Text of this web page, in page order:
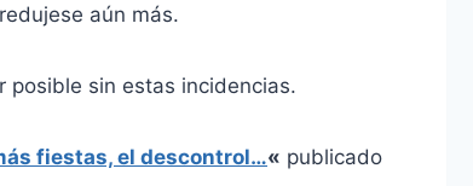
aún más.
posible sin estas incidencias.
fiestas, el descontrol…« publicado